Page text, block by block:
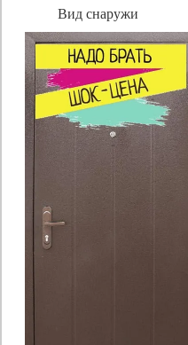
Вид снаружи